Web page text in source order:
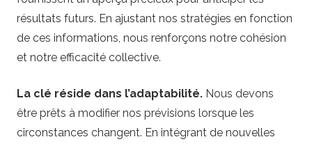
résultats futurs. En ajustant nos stratégies en fonction
de ces informations, nous renforçons notre cohésion
et notre efficacité collective.
La clé réside dans l’adaptabilité. Nous devons
être prêts à modifier nos prévisions lorsque les
circonstances changent. En intégrant de nouvelles